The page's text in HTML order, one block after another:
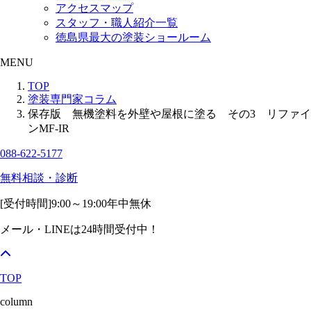
アクセスマップ
スタッフ・職人紹介一覧
徳島県最大の塗装ショールーム
MENU
TOP
塗装専門家コラム
保存版 無機塗料を外壁や屋根に塗る その3 リファイ
ンMF-IR
088-622-5177
無料相談・診断
[受付時間]9:00～19:00年中無休
メール・LINEは24時間受付中！
TOP
column